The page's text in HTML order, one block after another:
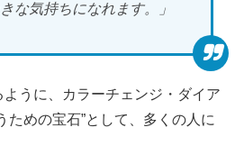
な気持ちになれます。」
うに、カラーチェンジ・ダイア
ための宝石”として、多くの人に